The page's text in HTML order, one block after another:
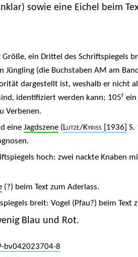
sowie eine Eichel beim
ein Drittel des Schriftspiegels
Jüngling (die Buchstaben AM am
dargestellt ist, weshalb er nicht
identifiziert werden kann; 105r ein
Verbenen.
eine Jagdszene(Lutze/Kyriss [1936] S.
hoch: zwei nackte Knaben
(?) beim Text zum Aderlass.
breit: Vogel (Pfau?) beim Text
Blau und Rot.
bv042023704-8